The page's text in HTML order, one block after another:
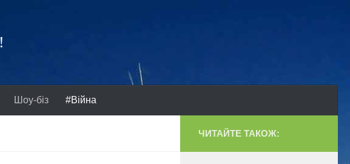
Шоу-біз #Війна
ЧИТАЙТЕ ТАКОЖ: